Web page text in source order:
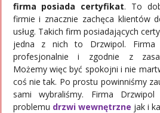
firma posiada certyfikat. To
firmie i znacznie zachęca klientów
usług. Takich firm posiadających
jedna z nich to Drzwipol. Firma
profesjonalnie i zgodnie z
Możemy więc być spokojni i nie
coś nie tak. Po prostu powinniśmy
sami wybraliśmy. Firma
problemu drzwi wewnętrzne jak i